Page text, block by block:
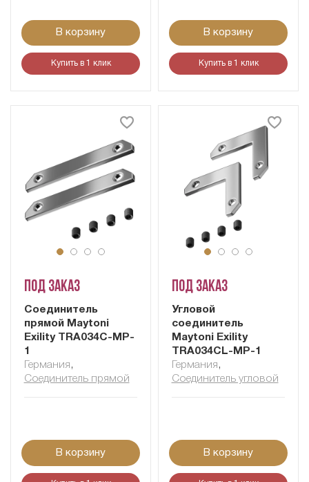
В корзину
Купить в 1 клик
В корзину
Купить в 1 клик
Под заказ
Соединитель
прямой Maytoni
Exility TRA034C-MP-
1
Германия ,
Соединитель прямой
В корзину
Под заказ
Угловой
соединитель
Maytoni Exility
TRA034CL-MP-1
Германия ,
Соединитель угловой
В корзину